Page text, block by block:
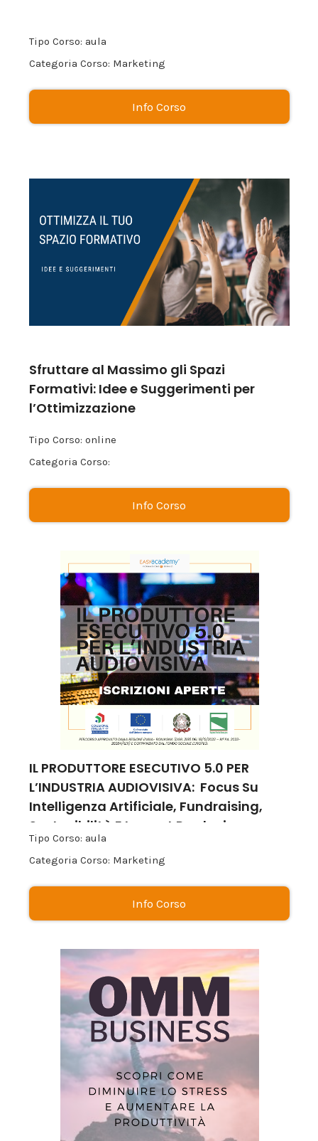
Tipo Corso: aula
Categoria Corso: Marketing
Info Corso
Sfruttare al Massimo gli Spazi
Formativi: Idee e Suggerimenti per
l’Ottimizzazione
Tipo Corso: online
Categoria Corso:
Info Corso
IL PRODUTTORE ESECUTIVO 5.0 PER
L’INDUSTRIA AUDIOVISIVA: Focus Su
Intelligenza Artificiale, Fundraising,
Sostenibilità E Impact Producing
Tipo Corso: aula
Categoria Corso: Marketing
Info Corso